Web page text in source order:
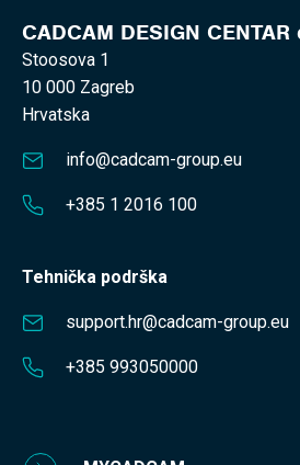
CADCAM DESIGN CENTAR
Stoosova 1
10 000 Zagreb
Hrvatska
info@cadcam-group.eu
+385 1 2016 100
Tehnička podrška
support.hr@cadcam-group.eu
+385 993050000